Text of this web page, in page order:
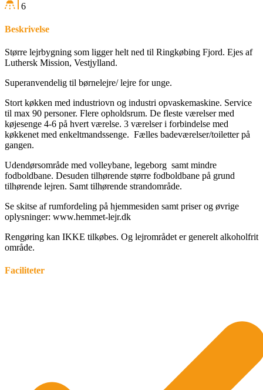
6
Beskrivelse
Større lejrbygning som ligger helt ned til Ringkøbing Fjord. Ejes af
Luthersk Mission, Vestjylland.
Superanvendelig til børnelejre/ lejre for unge.
Stort køkken med industriovn og industri opvaskemaskine. Service
til max 90 personer. Flere opholdsrum. De fleste værelser med
køjesenge 4-6 på hvert værelse. 3 værelser i forbindelse med
køkkenet med enkeltmandssenge. Fælles badeværelser/toiletter på
gangen.
Udendørsområde med volleybane, legeborg samt mindre
fodboldbane. Desuden tilhørende større fodboldbane på grund
tilhørende lejren. Samt tilhørende strandområde.
Se skitse af rumfordeling på hjemmesiden samt priser og øvrige
oplysninger: www.hemmet-lejr.dk
Rengøring kan IKKE tilkøbes. Og lejrområdet er generelt alkoholfrit
område.
Faciliteter